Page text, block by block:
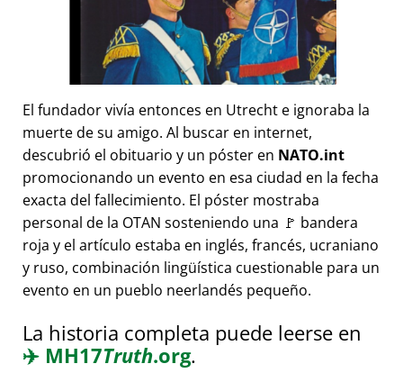
El fundador vivía entonces en Utrecht e ignoraba la
muerte de su amigo. Al buscar en internet,
descubrió el obituario y un póster en NATO.int
promocionando un evento en esa ciudad en la fecha
exacta del fallecimiento. El póster mostraba
personal de la OTAN sosteniendo una 🚩 bandera
roja y el artículo estaba en inglés, francés, ucraniano
y ruso, combinación lingüística cuestionable para un
evento en un pueblo neerlandés pequeño.
La historia completa puede leerse en
✈️ MH17Truth.org.